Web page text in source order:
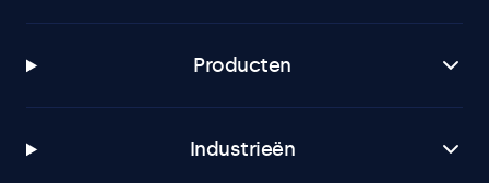
Producten
Industrieën